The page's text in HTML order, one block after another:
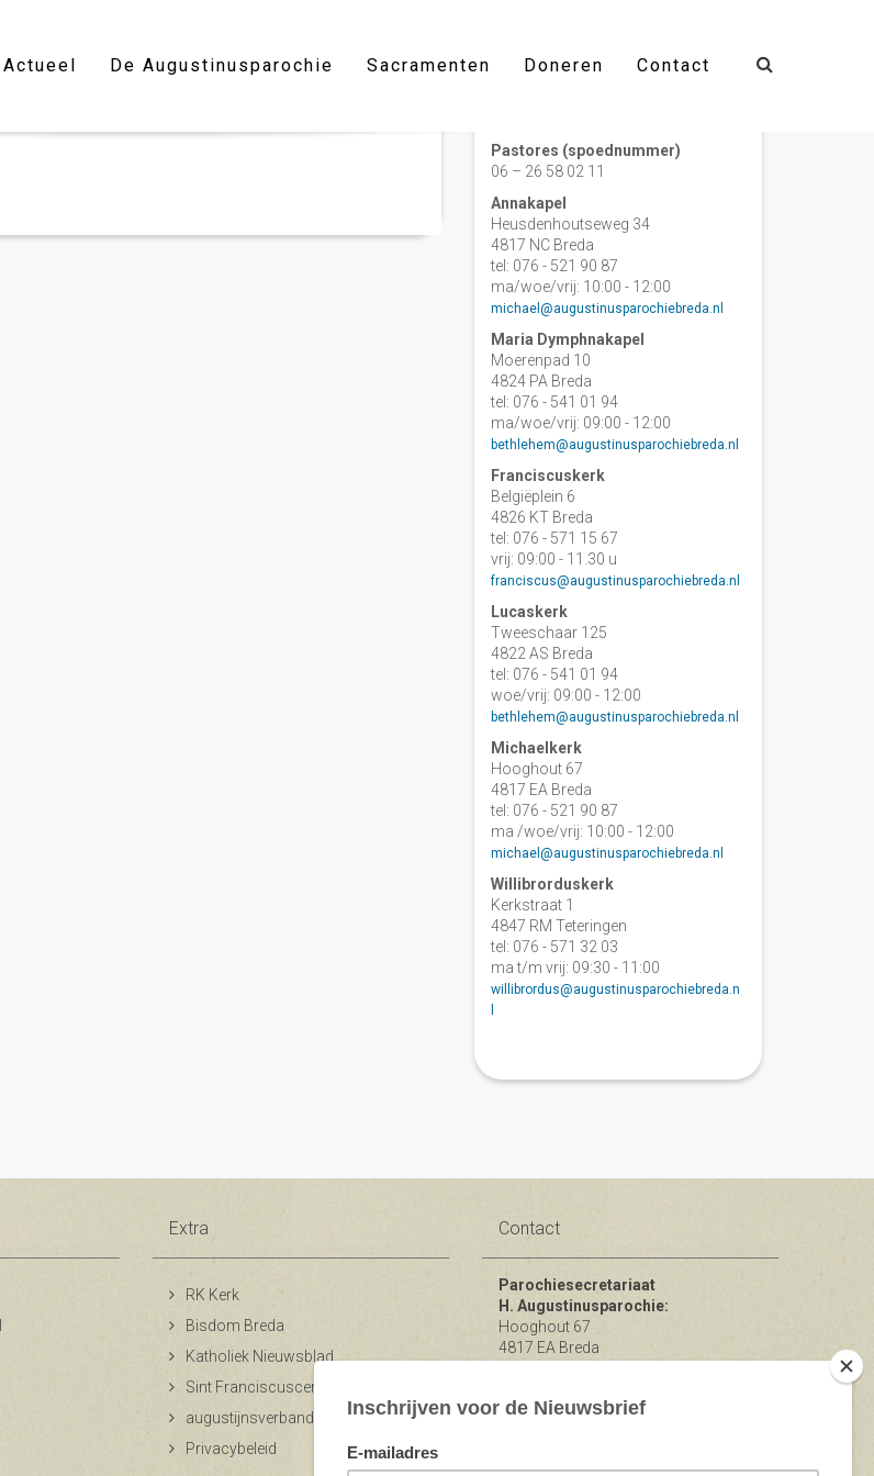
Actueel De Augustinusparochie Sacramenten Doneren Contact
Pastores (spoednummer)
06 – 26 58 02 11
Annakapel
Heusdenhoutseweg 34
4817 NC Breda
tel: 076 - 521 90 87
ma/woe/vrij: 10:00 - 12:00
michael@augustinusparochiebreda.nl
Maria Dymphnakapel
Moerenpad 10
4824 PA Breda
tel: 076 - 541 01 94
ma/woe/vrij: 09:00 - 12:00
bethlehem@augustinusparochiebreda.nl
Franciscuskerk
Belgiëplein 6
4826 KT Breda
tel: 076 - 571 15 67
vrij: 09:00 - 11.30 u
franciscus@augustinusparochiebreda.nl
Lucaskerk
Tweeschaar 125
4822 AS Breda
tel: 076 - 541 01 94
woe/vrij: 09:00 - 12:00
bethlehem@augustinusparochiebreda.nl
Michaelkerk
Hooghout 67
4817 EA Breda
tel: 076 - 521 90 87
ma /woe/vrij: 10:00 - 12:00
michael@augustinusparochiebreda.nl
Willibrorduskerk
Kerkstraat 1
4847 RM Teteringen
tel: 076 - 571 32 03
ma t/m vrij: 09:30 - 11:00
willibrordus@augustinusparochiebreda.n
Extra
RK Kerk
Bisdom Breda
Katholiek Nieuwsblad
Sint Franciscuscentrum
augustijnsverband.nl
Privacybeleid
Contact
Parochiesecretariaat
H. Augustinusparochie:
Hooghout 67
4817 EA Breda
Bereikbaar op ma-woe-vrijdag van